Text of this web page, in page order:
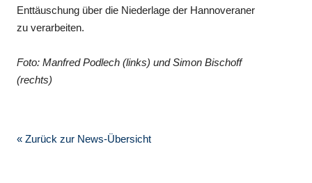
Enttäuschung über die Niederlage der Hannoveraner
zu verarbeiten.
Foto: Manfred Podlech (links) und Simon Bischoff
(rechts)
« Zurück zur News-Übersicht